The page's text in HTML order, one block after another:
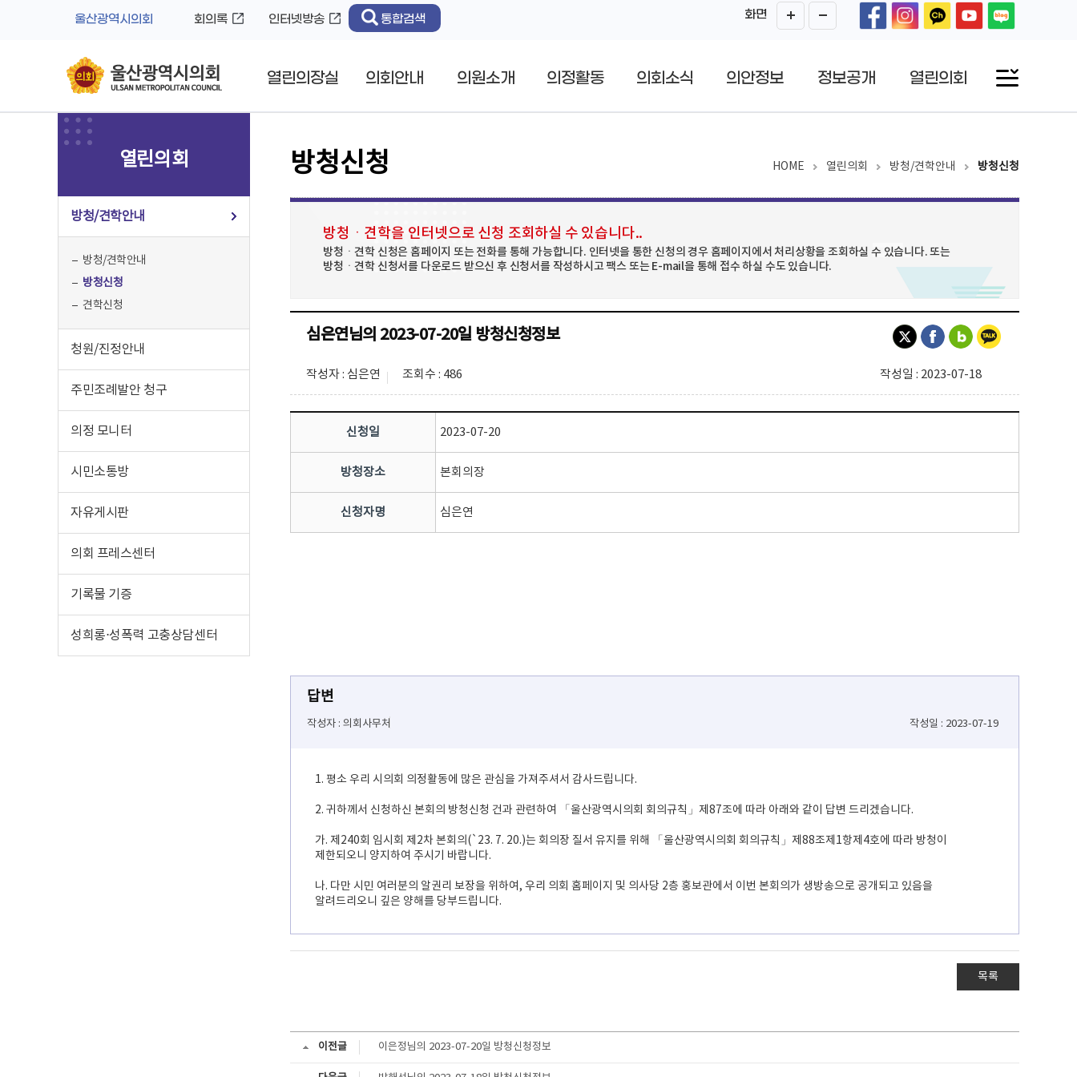
울산광역시의회 회의록 인터넷방송 통합검색 화면
열린의장실 의회안내 의원소개 의정활동 의회소식 의안정보 정보공개 열린의회
열린의회
방청/견학안내
방청/견학안내
방청신청
견학신청
청원/진정안내
주민조례발안 청구
의정 모니터
시민소통방
자유게시판
의회 프레스센터
기록물 기증
성희롱⋅성폭력 고충상담센터
HOME 열린의회 방청/견학안내 방청신청
방청신청
방청ㆍ견학을 인터넷으로 신청 조회하실 수 있습니다..
방청ㆍ견학 신청은 홈페이지 또는 전화를 통해 가능합니다. 인터넷을 통한 신청의 경우 홈페이지에서 처리상황을 조회하실 수 있습니다. 또는
방청ㆍ견학 신청서를 다운로드 받으신 후 신청서를 작성하시고 팩스 또는 E-mail을 통해 접수 하실 수도 있습니다.
심은연님의 2023-07-20일 방청신청정보
작성자 : 심은연 조회수 : 486 작성일 : 2023-07-18
신청일 2023-07-20
방청장소 본회의장
신청자명 심은연
답변
작성자 : 의회사무처 작성일 : 2023-07-19
1. 평소 우리 시의회 의정활동에 많은 관심을 가져주셔서 감사드립니다.
2. 귀하께서 신청하신 본회의 방청신청 건과 관련하여 「울산광역시의회 회의규칙」제87조에 따라 아래와 같이 답변 드리겠습니다.
가. 제240회 임시회 제2차 본회의(`23. 7. 20.)는 회의장 질서 유지를 위해 「울산광역시의회 회의규칙」제88조제1항제4호에 따라 방청이
제한되오니 양지하여 주시기 바랍니다.
나. 다만 시민 여러분의 알권리 보장을 위하여, 우리 의회 홈페이지 및 의사당 2층 홍보관에서 이번 본회의가 생방송으로 공개되고 있음을
알려드리오니 깊은 양해를 당부드립니다.
목록
이전글 이은정님의 2023-07-20일 방청신청정보